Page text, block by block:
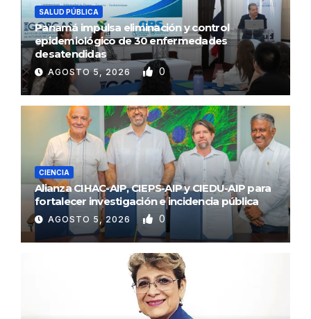
SALUD PÚBLICA
Panamá impulsa eliminación y control
epidemiológico de 30 enfermedades
desatendidas
AGOSTO 5, 2026 0
CIENCIA
Alianza CIHAC-AIP, CIEPS-AIP y CIEDU-AIP para
fortalecer investigación e incidencia pública
AGOSTO 5, 2026 0